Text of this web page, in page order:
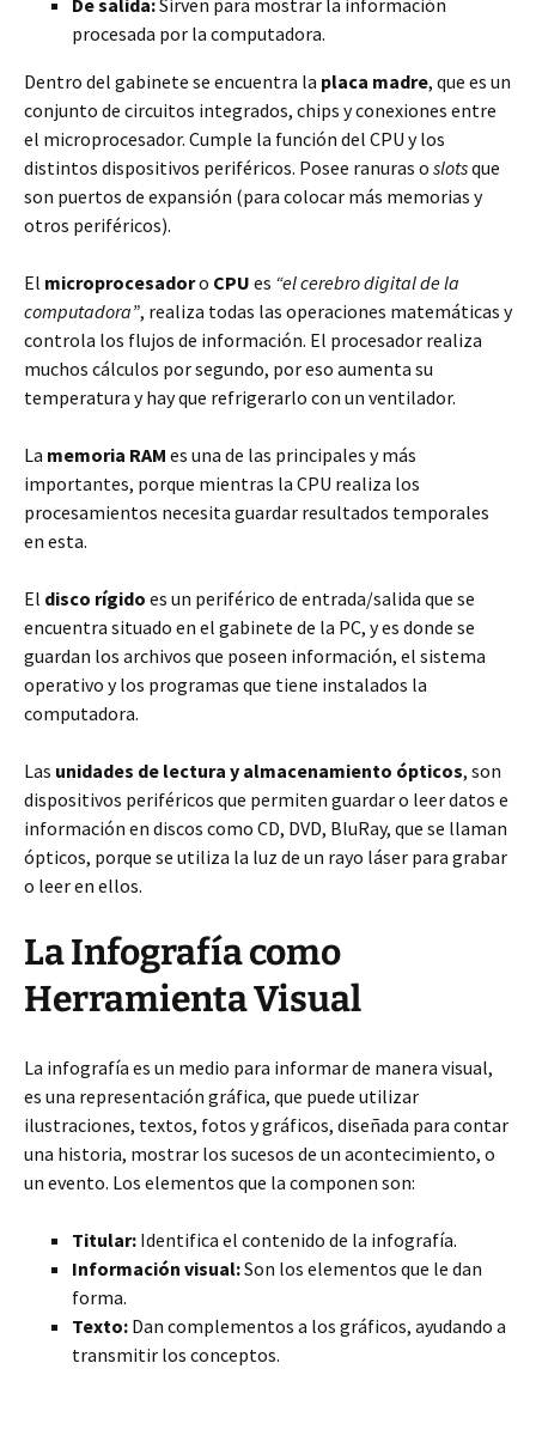
De salida:Sirven para mostrar la información
procesada por la computadora.
Dentro del gabinete se encuentra la placa madre, que es un
conjunto de circuitos integrados, chips y conexiones entre
el microprocesador. Cumple la función del CPU y los
distintos dispositivos periféricos. Posee ranuras o slotsque
son puertos de expansión (para colocar más memorias y
otros periféricos).
El microprocesadoro CPU es “el cerebro digital de la
computadora”, realiza todas las operaciones matemáticas y
controla los flujos de información. El procesador realiza
muchos cálculos por segundo, por eso aumenta su
temperatura y hay que refrigerarlo con un ventilador.
La memoria RAM es una de las principales y más
importantes, porque mientras la CPU realiza los
procesamientos necesita guardar resultados temporales
en esta.
El disco rígido es un periférico de entrada/salida que se
encuentra situado en el gabinete de la PC, y es donde se
guardan los archivos que poseen información, el sistema
operativo y los programas que tiene instalados la
computadora.
Las unidades de lectura y almacenamiento ópticos, son
dispositivos periféricos que permiten guardar o leer datos e
información en discos como CD, DVD, BluRay, que se llaman
ópticos, porque se utiliza la luz de un rayo láser para grabar
o leer en ellos.
La Infografía como
Herramienta Visual
La infografía es un medio para informar de manera visual,
es una representación gráfica, que puede utilizar
ilustraciones, textos, fotos y gráficos, diseñada para contar
una historia, mostrar los sucesos de un acontecimiento, o
un evento. Los elementos que la componen son:
Titular: Identifica el contenido de la infografía.
Información visual:Son los elementos que le dan
forma.
Texto: Dan complementos a los gráficos, ayudando a
transmitir los conceptos.